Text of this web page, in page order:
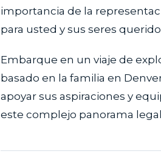
importancia de la
para usted y sus seres
Embarque en un viaje de
basado en la familia en
apoyar sus aspiraciones y
este complejo panorama